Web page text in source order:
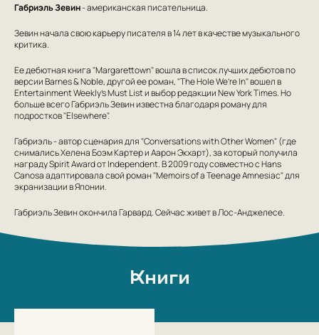
Габриэль Зевин- американская писательница.
Зевин начала свою карьеру писателя в 14 лет в качестве музыкального
критика.
Ее дебютная книга "Margarettown" вошла в список лучших дебютов по
версии Barnes & Noble, другой ее роман, "The Hole We’re In" вошел в
Entertainment Weekly's Must List и выбор редакции New York Times. Но
больше всего Габриэль Зевин известна благодаря роману для
подростков "Elsewhere".
Габриэль - автор сценария для "Conversations with Other Women" (где
снимались Хелена Боэм Картер и Аарон Экхарт), за который получила
награду Spirit Award от Independent. В 2009 году совместно с Hans
Canosa адаптировала свой роман "Memoirs of a Teenage Amnesiac" для
экранизации в Японии.
Габриэль Зевин окончила Гарвард. Сейчас живет в Лос-Анджелесе.
Книги